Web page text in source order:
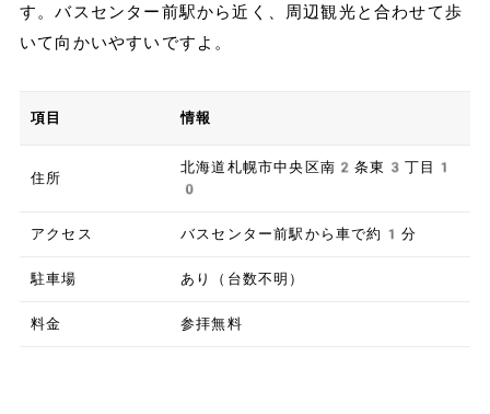
す。バスセンター前駅から近く、周辺観光と合わせて歩
いて向かいやすいですよ。
項目 情報
住所
北海道札幌市中央区南2条東3丁目1
0
アクセス バスセンター前駅から車で約1分
駐車場 あり（台数不明）
料金 参拝無料